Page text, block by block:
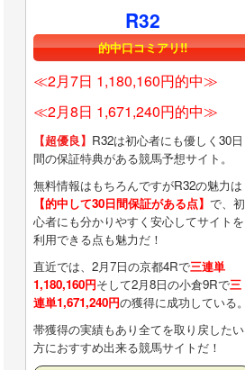
R32
的中口コミアリ!!
≪2月7日 1,180,160円的中≫
≪2月8日 1,671,240円的中≫
【超優良】 R32は初心者にも優しく30日
間の保証特典がある競馬予想サイト。
無料情報はもちろんですがR32の魅力は
【的中して30日間保証がある点】 で、初
心者にも分かりやすく安心してサイトを
利用できる点も魅力だ！
直近では、2月7日の京都4Rで三連単
1,180,160円そして2月8日の小倉9Rで三
連単1,671,240円の獲得に成功している。
帯獲得の実績もあり全てを取り戻したい
方におすすめ出来る競馬サイトだ！